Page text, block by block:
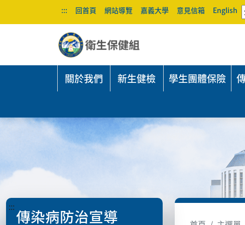
::: 回首頁 網站導覽 嘉義大學 意見信箱 English
關於我們 新生健檢 學生團體保險
:::傳染病防治宣導